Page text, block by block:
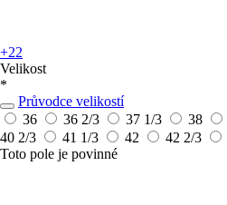
+22
Velikost
*
Průvodce velikostí
36
36 2/3 37 1/3 38
40 2/3
41 1/3 42 42 2/3
Toto pole je povinné